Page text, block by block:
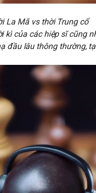
La Mã vs thời Trung cổ
của các hiệp sĩ cũng
đầu lâu thông thường,